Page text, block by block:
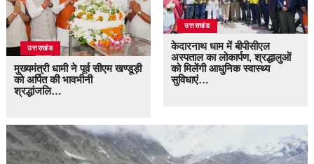
उत्तराखंड
मुख्यमंत्री धामी ने पूर्व सीएम खण्डूड़ी
को अर्पित की भावभीनी
श्रद्धांजलि…
उत्तराखंड
केदारनाथ धाम में बीपीसीएल
अस्पताल का लोकार्पण, श्रद्धालुओं
को मिलेंगी आधुनिक स्वास्थ्य
सुविधाएं…